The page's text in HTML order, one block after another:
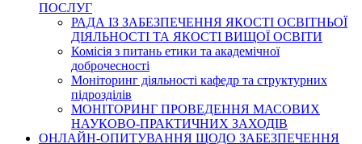
ПОСЛУГ
РАДА ІЗ ЗАБЕЗПЕЧЕННЯ ЯКОСТІ ОСВІТНЬОЇ
ДІЯЛЬНОСТІ ТА ЯКОСТІ ВИЩОЇ ОСВІТИ
Комісія з питань етики та академічної
доброчесності
Моніторинг діяльності кафедр та структурних
підрозділів
МОНІТОРИНГ ПРОВЕДЕННЯ МАСОВИХ
НАУКОВО-ПРАКТИЧНИХ ЗАХОДІВ
ОНЛАЙН-ОПИТУВАННЯ ЩОДО ЗАБЕЗПЕЧЕННЯ